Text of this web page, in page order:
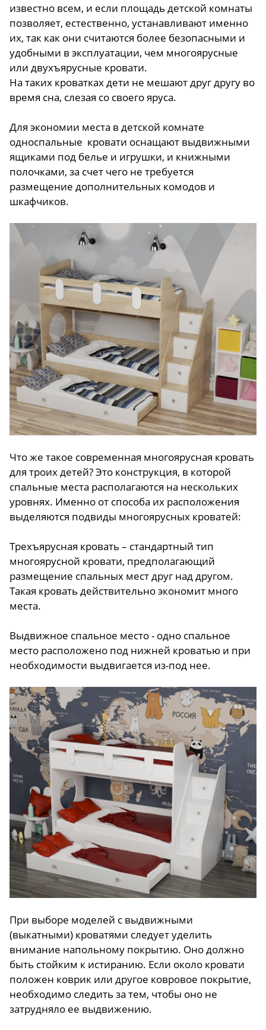
известно всем, и если площадь детской комнаты
позволяет, естественно, устанавливают именно
их, так как они считаются более безопасными и
удобными в эксплуатации, чем многоярусные
или двухъярусные кровати.
На таких кроватках дети не мешают друг другу во
время сна, слезая со своего яруса.
Для экономии места в детской комнате
односпальные кровати оснащают выдвижными
ящиками под белье и игрушки, и книжными
полочками, за счет чего не требуется
размещение дополнительных комодов и
шкафчиков.
Что же такое современная многоярусная кровать
для троих детей? Это конструкция, в которой
спальные места располагаются на нескольких
уровнях. Именно от способа их расположения
выделяются подвиды многоярусных кроватей:
Трехъярусная кровать – стандартный тип
многоярусной кровати, предполагающий
размещение спальных мест друг над другом.
Такая кровать действительно экономит много
места.
Выдвижное спальное место - одно спальное
место расположено под нижней кроватью и при
необходимости выдвигается из-под нее.
При выборе моделей с выдвижными
(выкатными) кроватями следует уделить
внимание напольному покрытию. Оно должно
быть стойким к истиранию. Если около кровати
положен коврик или другое ковровое покрытие,
необходимо следить за тем, чтобы оно не
затрудняло ее выдвижению.